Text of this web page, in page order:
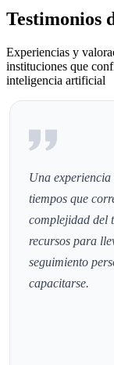
Testimonios
Experiencias y
instituciones que
inteligencia artificial
Una
tiempos que
complejidad del
recursos para
seguimiento
capacitarse.